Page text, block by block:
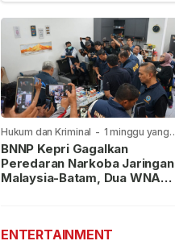
Hukum dan Kriminal - 1 minggu yang
lalu
BNNP Kepri Gagalkan
Peredaran Narkoba Jaringan
Malaysia-Batam, Dua WNA
ENTERTAINMENT